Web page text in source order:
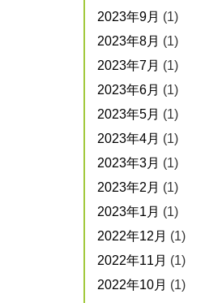
2023年9月 (1)
2023年8月 (1)
2023年7月 (1)
2023年6月 (1)
2023年5月 (1)
2023年4月 (1)
2023年3月 (1)
2023年2月 (1)
2023年1月 (1)
2022年12月 (1)
2022年11月 (1)
2022年10月 (1)